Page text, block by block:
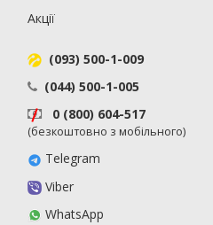
Акції
(093) 500-1-009
(044) 500-1-005
0 (800) 604-517
(безкоштовно з мобільного)
Telegram
Viber
WhatsApp